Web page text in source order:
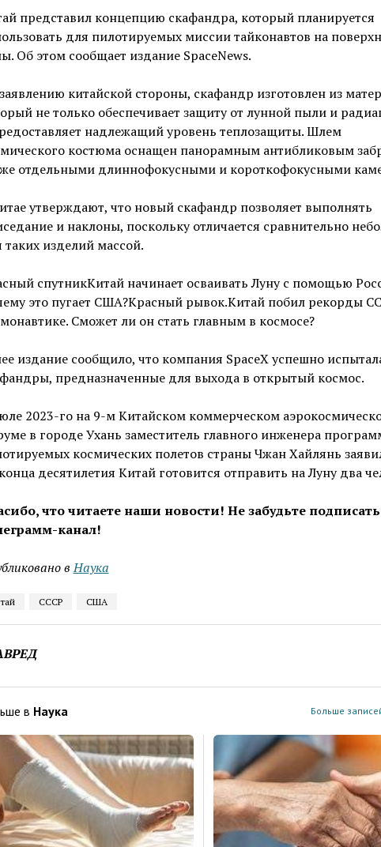
представил концепцию скафандра, который планируется
для пилотируемых миссии тайконавтов на
Об этом сообщает издание SpaceNews.
китайской стороны, скафандр изготовлен из
не только обеспечивает защиту от лунной пыли и
надлежащий уровень теплозащиты. Шлем
костюма оснащен панорамным антибликовым
отдельными длиннофокусными и короткофокусными
утверждают, что новый скафандр позволяет выполнять
и наклоны, поскольку отличается сравнительно
таких изделий массой.
спутникКитай начинает осваивать Луну с помощью
это пугает США?Красный рывок.Китай побил рекорды
Сможет ли он стать главным в космосе?
издание сообщило, что компания SpaceX успешно
предназначенные для выхода в открытый космос.
2023-го на 9-м Китайском коммерческом
в городе Ухань заместитель главного инженера
космических полетов страны Чжан Хайлянь
десятилетия Китай готовится отправить на Луну два
что читаете наши новости! Не забудьте
канал!
в Наука
СССР США
в Наука Больше